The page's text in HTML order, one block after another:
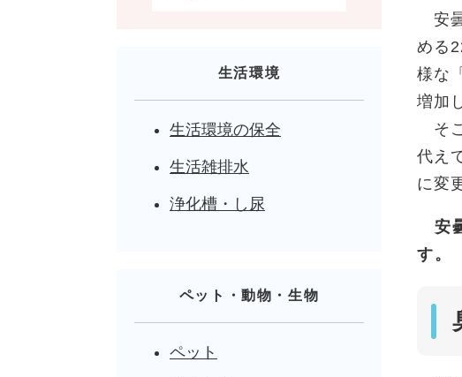
安
める
様な
増加
そ
代え
に変
安
す。
生活環境
生活環境の保全
生活雑排水
浄化槽・し尿
ペット・動物・生物
ペット